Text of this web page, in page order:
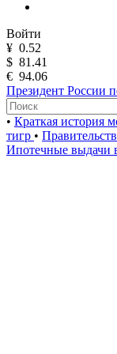
Войти
¥ 0.52
$ 81.41
€ 94.06
Президент России
• Краткая история
тигр •
Ипотечные выдачи